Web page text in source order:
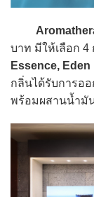
บาท มีให้เลือก 4
Essence, Eden
กลิ่นได้รับการอ
พร้อมผสานน้ำมั